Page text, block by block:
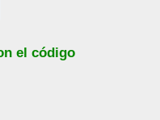
el código